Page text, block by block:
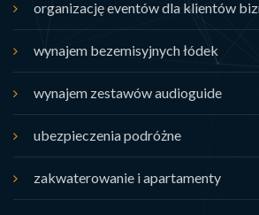
organizację eventów dla klientów
wynajem bezemisyjnych łódek
wynajem zestawów audioguide
ubezpieczenia podróżne
zakwaterowanie i apartamenty